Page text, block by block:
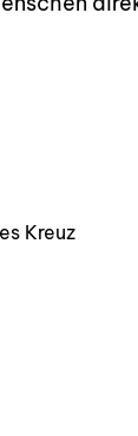
Kreuz